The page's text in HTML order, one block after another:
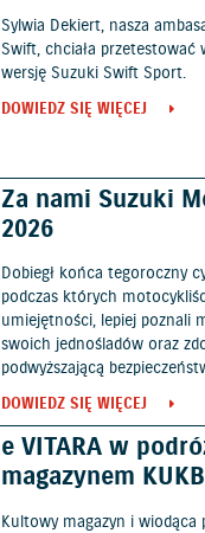
Sylwia Dekiert, nasza
Swift, chciała przetestować
wersję Suzuki Swift Sport.
DOWIEDZ SIĘ WIĘCEJ
Za nami Suzuki
2026
Dobiegł końca tegoroczny
podczas których
umiejętności, lepiej poznali
swoich jednośladów oraz
podwyższającą
DOWIEDZ SIĘ WIĘCEJ
e VITARA w
magazynem
Kultowy magazyn i